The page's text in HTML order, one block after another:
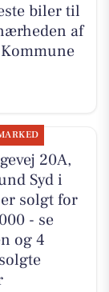
biler til
af
20A,
Syd i
solgt for
- se
og 4